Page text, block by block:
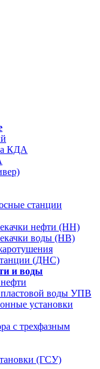
КДА
станции
нефти (НН)
воды (НВ)
(ДНС)
и воды
пластовой воды УПВ
установки
с трехфазным
(ГСУ)